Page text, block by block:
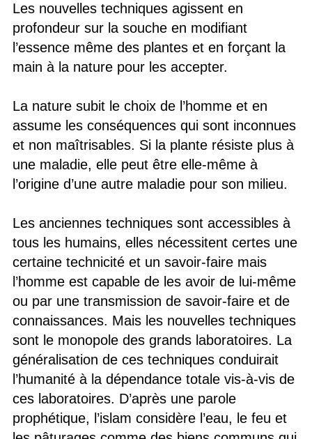
Les nouvelles techniques agissent en
profondeur sur la souche en modifiant
l’essence même des plantes et en forçant la
main à la nature pour les accepter.
La nature subit le choix de l’homme et en
assume les conséquences qui sont inconnues
et non maîtrisables. Si la plante résiste plus à
une maladie, elle peut être elle-même à
l’origine d’une autre maladie pour son milieu.
Les anciennes techniques sont accessibles à
tous les humains, elles nécessitent certes une
certaine technicité et un savoir-faire mais
l’homme est capable de les avoir de lui-même
ou par une transmission de savoir-faire et de
connaissances. Mais les nouvelles techniques
sont le monopole des grands laboratoires. La
généralisation de ces techniques conduirait
l’humanité à la dépendance totale vis-à-vis de
ces laboratoires. D’après une parole
prophétique, l’islam considère l’eau, le feu et